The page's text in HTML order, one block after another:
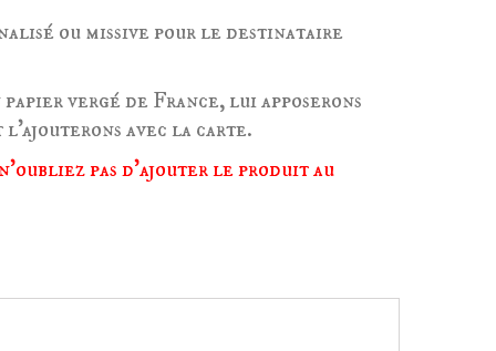
ou missive pour le destinataire
vergé de France, lui apposerons
l'ajouterons avec la carte.
pas d'ajouter le produit au